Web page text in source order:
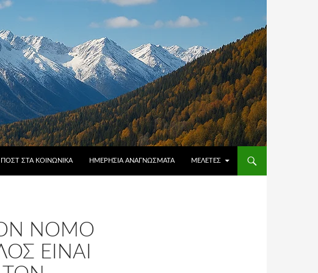
ΠΟΣΤ ΣΤΑ ΚΟΙΝΩΝΙΚΆ ΗΜΕΡΉΣΙΑ ΑΝΑΓΝΏΣΜΑΤΑ ΜΕΛΈΤΕΣ
ΝΌΜΟ
ΕΊΝΑΙ